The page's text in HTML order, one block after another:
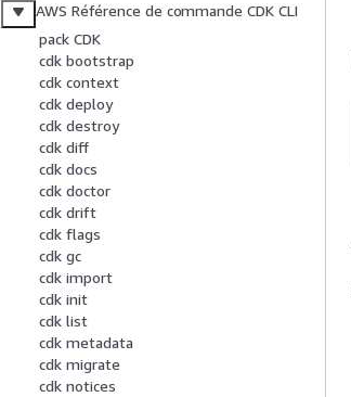
AWS Référence de commande CDK CLI
pack CDK
cdk bootstrap
cdk context
cdk deploy
cdk destroy
cdk diff
cdk docs
cdk doctor
cdk drift
cdk flags
cdk gc
cdk import
cdk init
cdk list
cdk metadata
cdk migrate
cdk notices